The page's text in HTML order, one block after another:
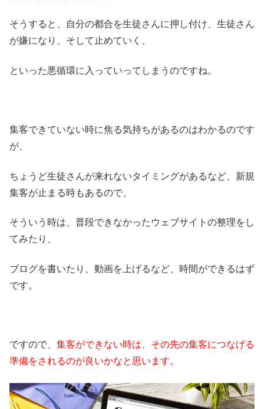
そうすると、自分の都合を生徒さんに押し付け、生徒さん
が嫌になり、そして止めていく、
といった悪循環に入っていってしまうのですね。
集客できていない時に焦る気持ちがあるのはわかるのです
が、
ちょうど生徒さんが来れないタイミングがあるなど、新規
集客が止まる時もあるので、
そういう時は、普段できなかったウェブサイトの整理をし
てみたり、
ブログを書いたり、動画を上げるなど、時間ができるはず
です。
ですので、 集客ができない時は、その先の集客につなげる
準備をされるのが良いかなと思います。